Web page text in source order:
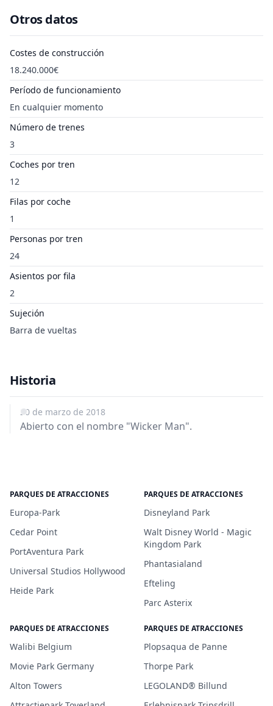
Otros datos
Costes de construcción
18.240.000€
Período de funcionamiento
En cualquier momento
Número de trenes
3
Coches por tren
12
Filas por coche
1
Personas por tren
24
Asientos por fila
2
Sujeción
Barra de vueltas
Historia
20 de marzo de 2018
Abierto con el nombre "Wicker Man".
PARQUES DE ATRACCIONES
Europa-Park
Cedar Point
PortAventura Park
Universal Studios Hollywood
Heide Park
PARQUES DE ATRACCIONES
Disneyland Park
Walt Disney World - Magic
Kingdom Park
Phantasialand
Efteling
Parc Asterix
PARQUES DE ATRACCIONES
Walibi Belgium
Movie Park Germany
Alton Towers
PARQUES DE ATRACCIONES
Plopsaqua de Panne
Thorpe Park
LEGOLAND® Billund